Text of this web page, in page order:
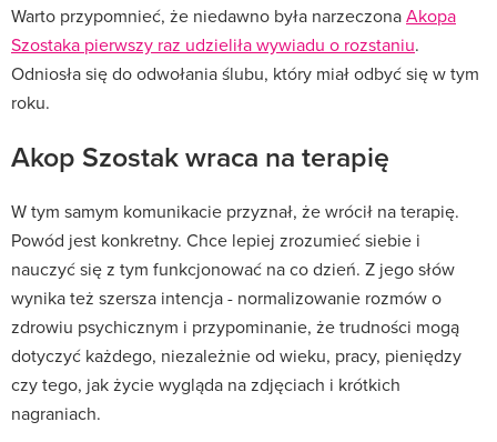
Warto przypomnieć, że niedawno była narzeczonaAkopa
Szostaka pierwszy raz udzieliła wywiadu o rozstaniu.
Odniosła się do odwołania ślubu, który miał odbyć się w tym
roku.
Akop Szostak wraca na terapię
W tym samym komunikacie przyznał, że wrócił na terapię.
Powód jest konkretny. Chce lepiej zrozumieć siebie i
nauczyć się z tym funkcjonować na co dzień. Z jego słów
wynika też szersza intencja - normalizowanie rozmów o
zdrowiu psychicznym i przypominanie, że trudności mogą
dotyczyć każdego, niezależnie od wieku, pracy, pieniędzy
czy tego, jak życie wygląda na zdjęciach i krótkich
nagraniach.